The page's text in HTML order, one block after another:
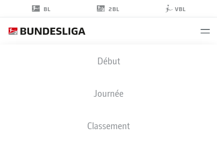
BL 2BL VBL
Début
Journée
Classement